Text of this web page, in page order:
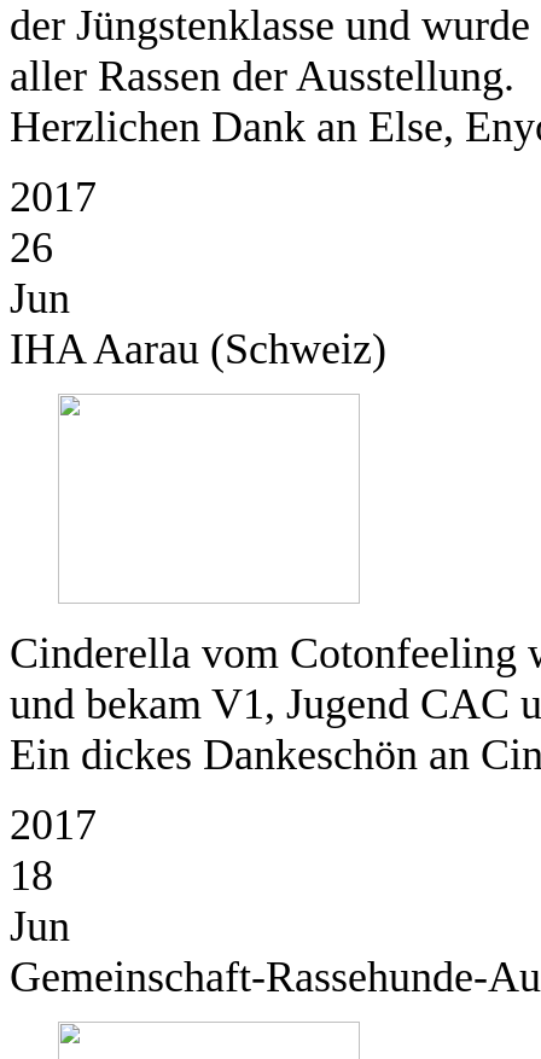
der Jüngstenklasse und
aller Rassen der Ausstellung.
Herzlichen Dank an Else,
2017
26
Jun
IHA Aarau (Schweiz)
Cinderella vom Cotonfeeling
und bekam V1, Jugend CAC
Ein dickes Dankeschön an
2017
18
Jun
Gemeinschaft-Rassehunde-